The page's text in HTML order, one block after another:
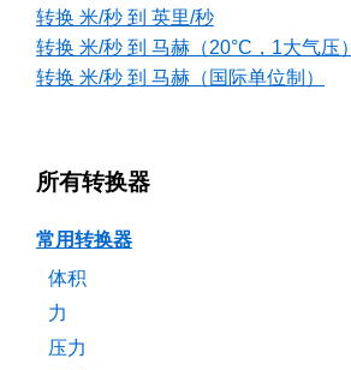
转换 米/秒 到 英里/秒
转换 米/秒 到 马赫（20°C，1大气压）
转换 米/秒 到 马赫（国际单位制）
所有转换器
常用转换器
体积
力
压力